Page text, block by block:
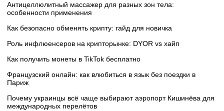
Антицеллюлитный массажер для разных зон тела:
особенности применения
Как безопасно обменять крипту: гайд для новичка
Роль инфлюенсеров на крипторынке: DYOR vs хайп
Как получить монеты в TikTok бесплатно
Французский онлайн: как влюбиться в язык без поездки в
Париж
Почему украинцы всё чаще выбирают аэропорт Кишинёва для
международных перелётов